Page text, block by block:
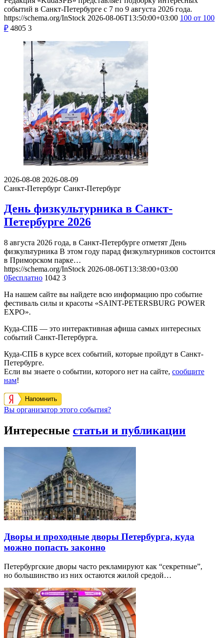
событий в Санкт-Петербурге с 7 по 9 августа 2026 года.
https://schema.org/InStock 2026-08-06T13:50:00+03:00 100 от 100
₽ 4805 3
2026-08-08 2026-08-09
Санкт-Петербург Санкт-Петербург
День физкультурника в Санкт-
Петербурге 2026
8 августа 2026 года, в Санкт-Петербурге отметят День
физкультурника В этом году парад физкультурников состоится
в Приморском парке…
https://schema.org/InStock 2026-08-06T13:38:00+03:00
0Бесплатно 1042 3
На нашем сайте вы найдете всю информацию про событие
фестиваль силы и красоты «SAINT-PETERSBURG POWER
EXPO».
Куда-СПБ — это интерактивная афиша самых интересных
событий Санкт-Петербурга.
Куда-СПБ в курсе всех событий, которые пройдут в Санкт-
Петербурге.
Если вы знаете о событии, которого нет на сайте, сообщите
нам!
Напомнить
Вы организатор этого события?
Интересные статьи и публикации
Дворы и проходные дворы Петербурга, куда
можно попасть законно
Петербургские дворы часто рекламируют как “секретные”,
но большинство из них остаются жилой средой…